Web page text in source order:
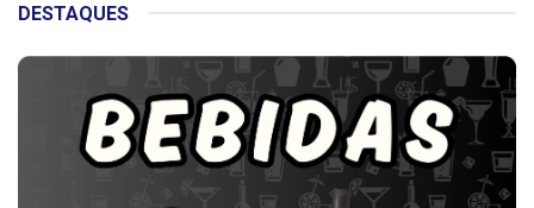
DESTAQUES